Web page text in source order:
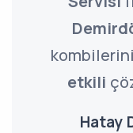
etkili
Hatay